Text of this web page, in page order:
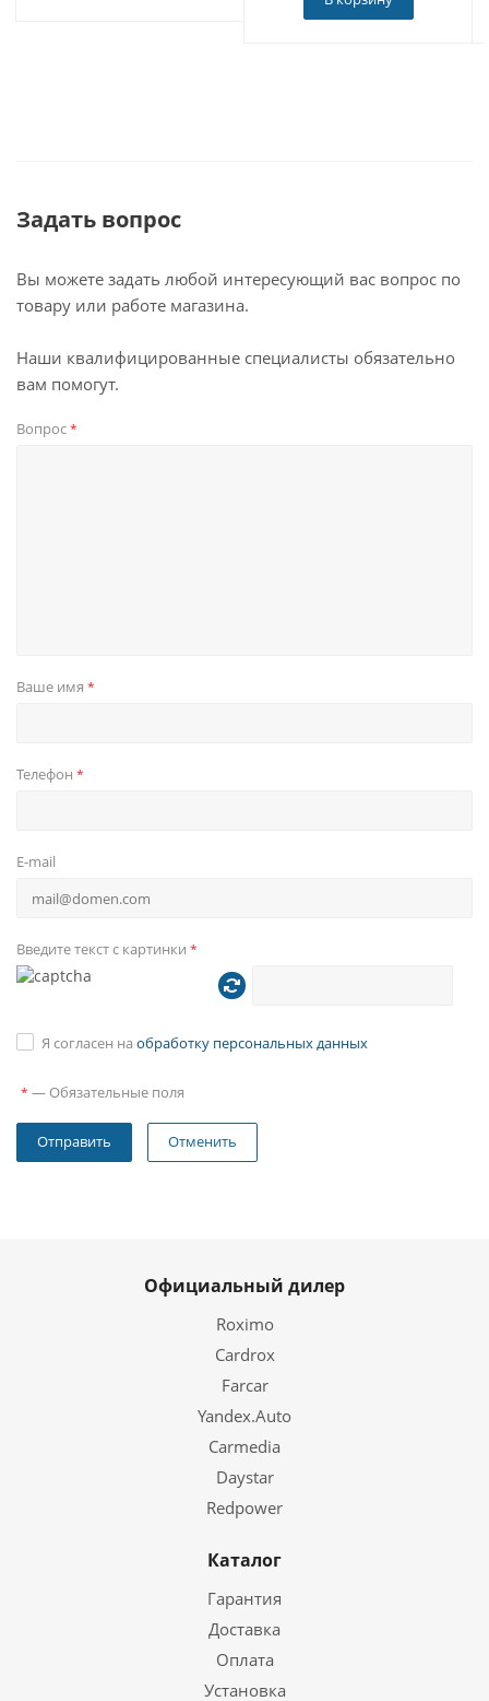
Задать вопрос
Вы можете задать любой интересующий вас вопрос по
товару или работе магазина.
Наши квалифицированные специалисты обязательно
вам помогут.
Вопрос*
Ваше имя *
Телефон *
E-mail
Введите текст с картинки *
Я согласен на обработку персональных данных
* — Обязательные поля
Отменить
Официальный дилер
Roximo
Cardrox
Farcar
Yandex.Auto
Carmedia
Daystar
Redpower
Каталог
Гарантия
Доставка
Оплата
Установка